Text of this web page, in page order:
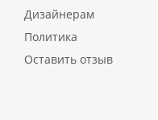
Дизайнерам
Политика
Оставить отзыв